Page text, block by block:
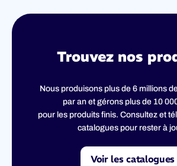
Trouvez nos
Nous produisons plus de 6 millions
par an et gérons plus de 10
pour les produits finis. Consultez et
catalogues pour rester à
Voir les catalogues